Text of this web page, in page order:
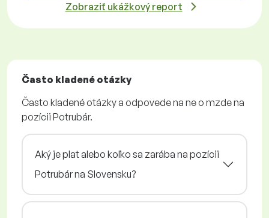
Zobraziť ukážkový report
Často kladené otázky
Často kladené otázky a odpovede na ne o mzde na
pozícii Potrubár.
Aký je plat alebo koľko sa zarába na pozícii
Potrubár na Slovensku?